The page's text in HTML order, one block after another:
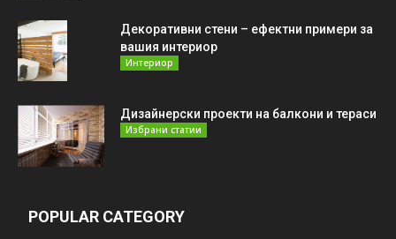
Декоративни стени – ефектни примери за
вашия интериор
Интериор
Дизайнерски проекти на балкони и тераси
Избрани статии
POPULAR CATEGORY